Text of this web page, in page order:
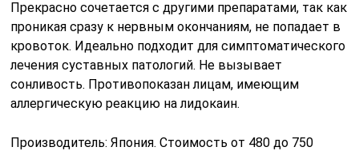
Прекрасно сочетается с другими препаратами, так как
проникая сразу к нервным окончаниям, не попадает в
кровоток. Идеально подходит для симптоматического
лечения суставных патологий. Не вызывает
сонливость. Противопоказан лицам, имеющим
аллергическую реакцию на лидокаин.
Производитель: Япония. Стоимость от 480 до 750